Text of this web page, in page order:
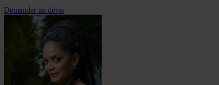
Demander un devis